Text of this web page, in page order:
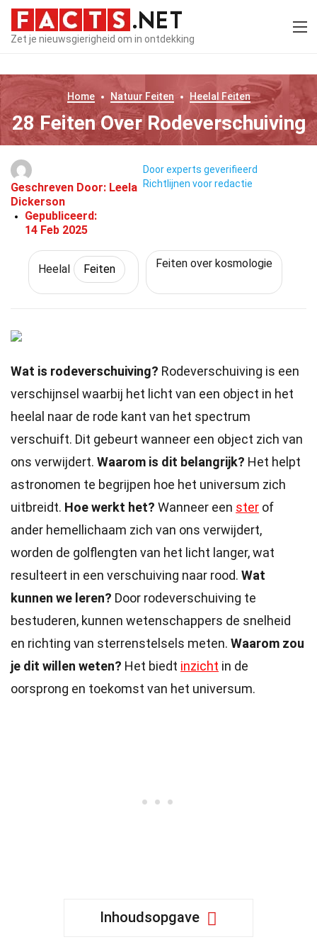
Zet je nieuwsgierigheid om in ontdekking
Home Natuur Feiten Heelal Feiten
28 Feiten Over Rodeverschuiving
Geschreven Door: Leela
Dickerson
Gepubliceerd:
14 Feb 2025
Door experts geverifieerd
Richtlijnen voor redactie
Heelal Feiten Feiten over kosmologie
Wat is rodeverschuiving? Rodeverschuiving is een
verschijnsel waarbij het licht van een object in het
heelal naar de rode kant van het spectrum
verschuift. Dit gebeurt wanneer een object zich van
ons verwijdert. Waarom is dit belangrijk? Het helpt
astronomen te begrijpen hoe het universum zich
uitbreidt. Hoe werkt het? Wanneer een ster of
ander hemellichaam zich van ons verwijdert,
worden de golflengten van het licht langer, wat
resulteert in een verschuiving naar rood. Wat
kunnen we leren? Door rodeverschuiving te
bestuderen, kunnen wetenschappers de snelheid
en richting van sterrenstelsels meten. Waarom zou
je dit willen weten? Het biedt inzicht in de
oorsprong en toekomst van het universum.
Inhoudsopgave